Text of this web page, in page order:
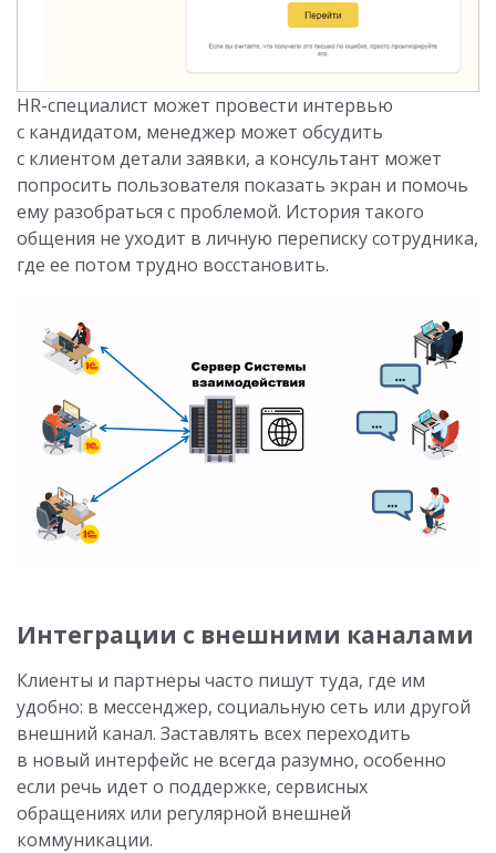
HR-специалист может провести интервью
с кандидатом, менеджер может обсудить
с клиентом детали заявки, а консультант может
попросить пользователя показать экран и помочь
ему разобраться с проблемой. История такого
общения не уходит в личную переписку сотрудника,
где ее потом трудно восстановить.
Интеграции с внешними каналами
Клиенты и партнеры часто пишут туда, где им
удобно: в мессенджер, социальную сеть или другой
внешний канал. Заставлять всех переходить
в новый интерфейс не всегда разумно, особенно
если речь идет о поддержке, сервисных
обращениях или регулярной внешней
коммуникации.